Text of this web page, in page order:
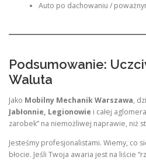
Auto po dachowaniu /
Podsumowanie:
Waluta
Jako Mobilny Mechanik Warszawa,
Jabłonnie, Legionowie i całej
zarobek” na niemożliwej naprawie, niż
Jesteśmy profesjonalistami. Wiemy, co
błocie. Jeśli Twoja awaria jest na liście